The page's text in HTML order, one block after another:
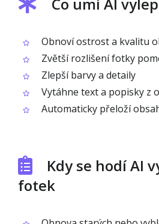
Co umí AI
Obnoví ostrost a kvalitu
Zvětší rozlišení fotky
Zlepší barvy a detaily
Vytáhne text a popisky z
Automaticky přeloží
Kdy se hodí AI
fotek